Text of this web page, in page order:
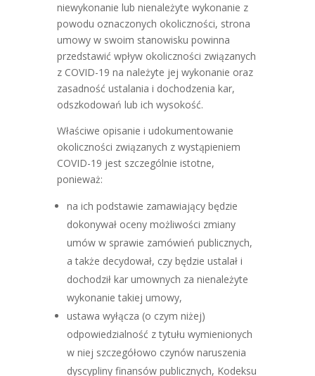
niewykonanie lub nienależyte wykonanie z
powodu oznaczonych okoliczności, strona
umowy w swoim stanowisku powinna
przedstawić wpływ okoliczności związanych
z COVID-19 na należyte jej wykonanie oraz
zasadność ustalania i dochodzenia kar,
odszkodowań lub ich wysokość.
Właściwe opisanie i udokumentowanie
okoliczności związanych z wystąpieniem
COVID-19 jest szczególnie istotne,
ponieważ:
na ich podstawie zamawiający będzie
dokonywał oceny możliwości zmiany
umów w sprawie zamówień publicznych,
a także decydował, czy będzie ustalał i
dochodził kar umownych za nienależyte
wykonanie takiej umowy,
ustawa wyłącza (o czym niżej)
odpowiedzialność z tytułu wymienionych
w niej szczegółowo czynów naruszenia
dyscypliny finansów publicznych, Kodeksu